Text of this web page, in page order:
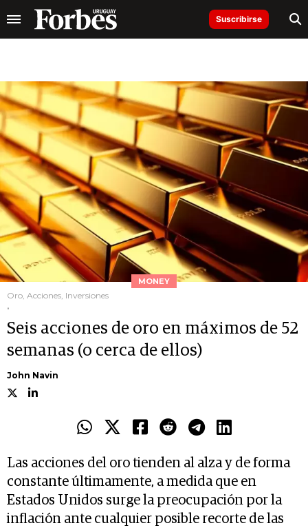
Suscribirse
MONEY
Oro, Acciones, Inversiones
.
Seis acciones de oro en máximos de 52
semanas (o cerca de ellos)
John Navin
Las acciones del oro tienden al alza y de forma
constante últimamente, a medida que en
Estados Unidos surge la preocupación por la
inflación ante cualquier posible recorte de las